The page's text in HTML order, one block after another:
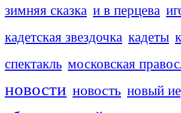
зимняя сказка и в перцева
кадетская звездочка кадеты
спектакль московская
новости новость новый